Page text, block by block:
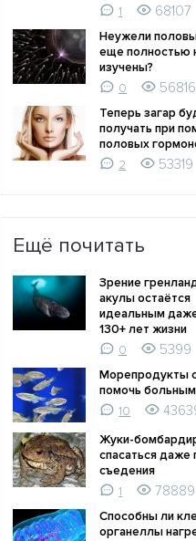
1
68107
Неужели
еще полностью
изучены?
0
56816
Теперь загар
получать при
половых
2
53319
Ещё почитать
Зрение
акулы остаётся
идеальным
130+ лет жизни
0
5399
Морепродукты
помочь
10
Жуки-
спасаться даже
съедения
1
78889
Способны ли
органеллы